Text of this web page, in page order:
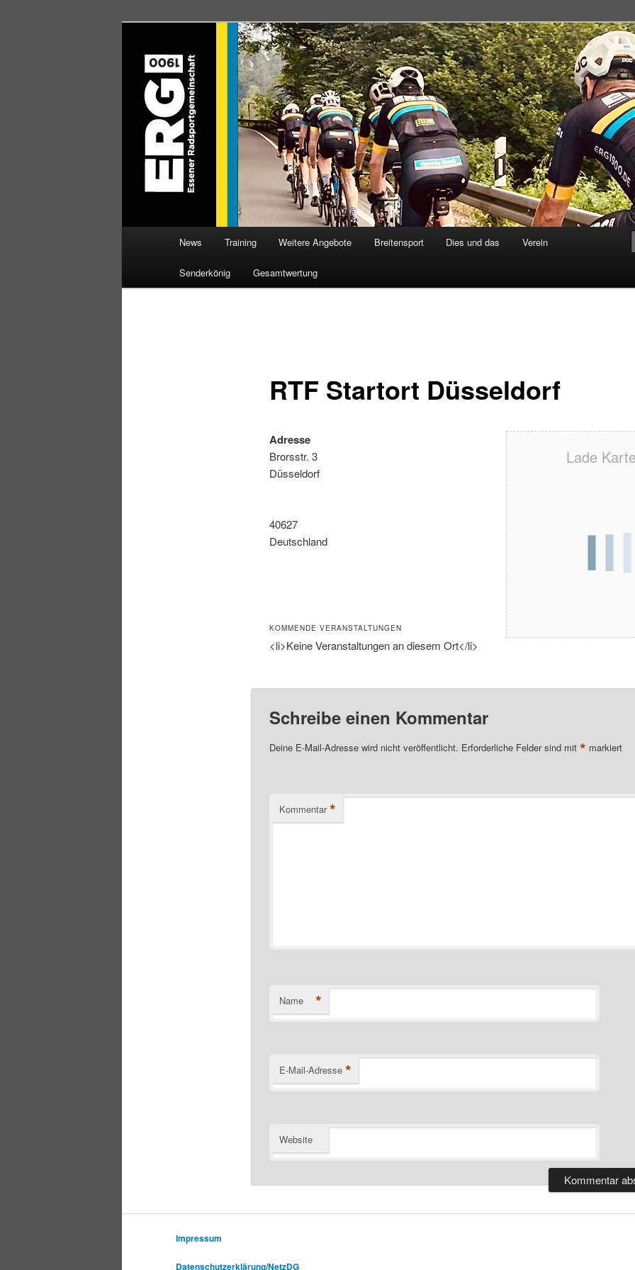
ERG 1900 e.V
Willkommen bei der Essener Radsportgemeinschaft
News Training Weitere Angebote Breitensport Dies und das Verein
Senderkönig Gesamtwertung
RTF Startort Düsseldorf
Lade
Adresse
Brorsstr. 3
Düsseldorf
40627
Deutschland
KOMMENDE VERANSTALTUNGEN
<li>Keine Veranstaltungen an diesem Ort</li>
Schreibe einen Kommentar
Deine E-Mail-Adresse wird nicht veröffentlicht. Erforderliche Felder sind mit * markiert
Kommentar *
Name *
E-Mail-Adresse *
Website
Impressum
Datenschutzerklärung/NetzDG